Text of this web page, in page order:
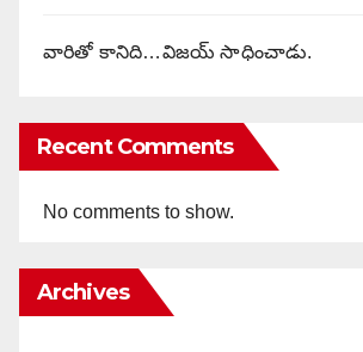
వారితో కానిది…విజయ్ సాధించాడు.
Recent Comments
No comments to show.
Archives